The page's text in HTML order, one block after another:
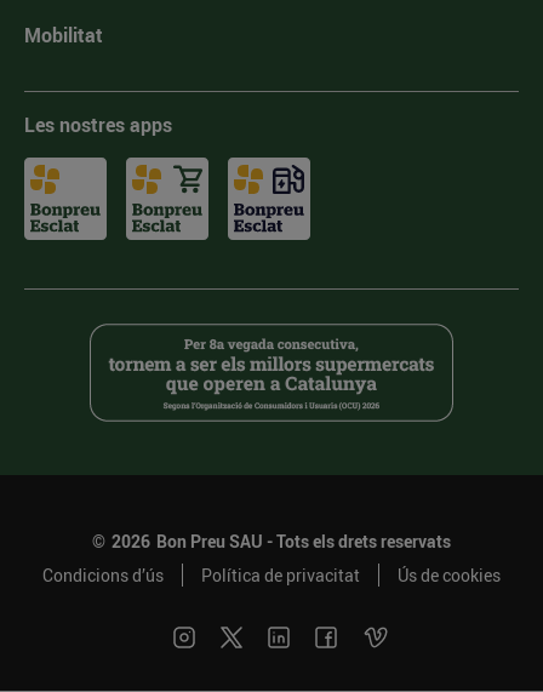
Mobilitat
Les nostres apps
© 2026 Bon Preu SAU - Tots els drets reservats
Condicions d’ús
Política de privacitat Ús de cookies